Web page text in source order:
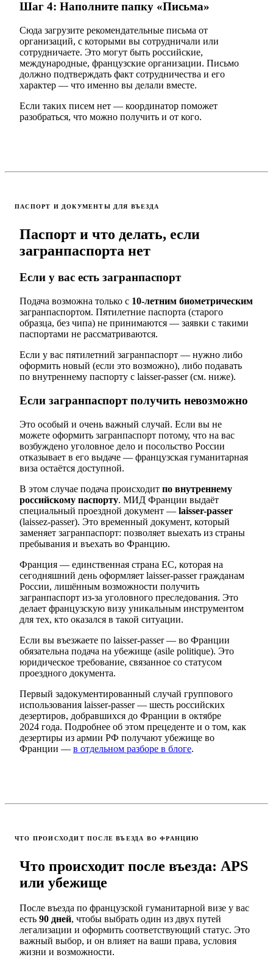
Шаг 4: Наполните папку «Письма»
Сюда загрузите рекомендательные письма от
организаций, с которыми вы сотрудничали или
сотрудничаете. Это могут быть российские,
международные, французские организации. Письмо
должно подтверждать факт сотрудничества и его
характер — что именно вы делали вместе.
Если таких писем нет — координатор поможет
разобраться, что можно получить и от кого.
ПАСПОРТ И ДОКУМЕНТЫ ДЛЯ ВЪЕЗДА
Паспорт и что делать, если
загранпаспорта нет
Если у вас есть загранпаспорт
Подача возможна только с 10-летним биометрическим
загранпаспортом. Пятилетние паспорта (старого
образца, без чипа) не принимаются — заявки с такими
паспортами не рассматриваются.
Если у вас пятилетний загранпаспорт — нужно либо
оформить новый (если это возможно), либо подавать
по внутреннему паспорту с laisser-passer (см. ниже).
Если загранпаспорт получить невозможно
Это особый и очень важный случай. Если вы не
можете оформить загранпаспорт потому, что на вас
возбуждено уголовное дело и посольство России
отказывает в его выдаче — французская гуманитарная
виза остаётся доступной.
В этом случае подача происходит по внутреннему
российскому паспорту. МИД Франции выдаёт
специальный проездной документ — laisser-passer
(laissez-passer). Это временный документ, который
заменяет загранпаспорт: позволяет выехать из страны
пребывания и въехать во Францию.
Франция — единственная страна ЕС, которая на
сегодняшний день оформляет laisser-passer гражданам
России, лишённым возможности получить
загранпаспорт из-за уголовного преследования. Это
делает французскую визу уникальным инструментом
для тех, кто оказался в такой ситуации.
Если вы въезжаете по laisser-passer — во Франции
обязательна подача на убежище (asile politique). Это
юридическое требование, связанное со статусом
проездного документа.
Первый задокументированный случай группового
использования laisser-passer — шесть российских
дезертиров, добравшихся до Франции в октябре
2024 года. Подробнее об этом прецеденте и о том, как
дезертиры из армии РФ получают убежище во
Франции — в отдельном разборе в блоге.
ЧТО ПРОИСХОДИТ ПОСЛЕ ВЪЕЗДА ВО ФРАНЦИЮ
Что происходит после въезда: APS
или убежище
После въезда по французской гуманитарной визе у вас
есть 90 дней, чтобы выбрать один из двух путей
легализации и оформить соответствующий статус. Это
важный выбор, и он влияет на ваши права, условия
жизни и возможности.